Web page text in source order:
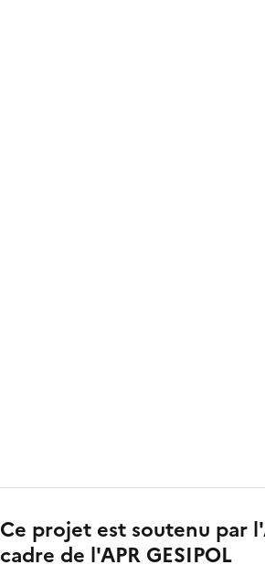
Ce projet est soutenu par
cadre de l'APR GESIPOL